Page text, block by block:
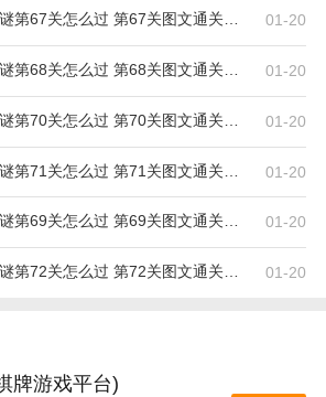
召唤与合成解谜第67关怎么过 第67关图文通关攻略 01-20
召唤与合成解谜第68关怎么过 第68关图文通关攻略 01-20
召唤与合成解谜第70关怎么过 第70关图文通关攻略 01-20
召唤与合成解谜第71关怎么过 第71关图文通关攻略 01-20
召唤与合成解谜第69关怎么过 第69关图文通关攻略 01-20
召唤与合成解谜第72关怎么过 第72关图文通关攻略 01-20
牌游戏平台)